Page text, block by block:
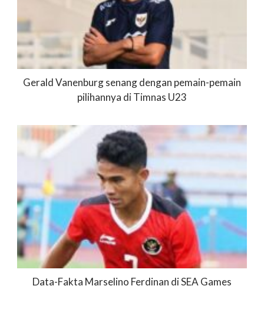
Gerald Vanenburg senang dengan pemain-pemain
pilihannya di Timnas U23
Data-Fakta Marselino Ferdinan di SEA Games